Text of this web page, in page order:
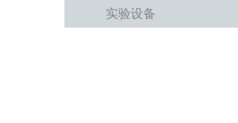
实验设备